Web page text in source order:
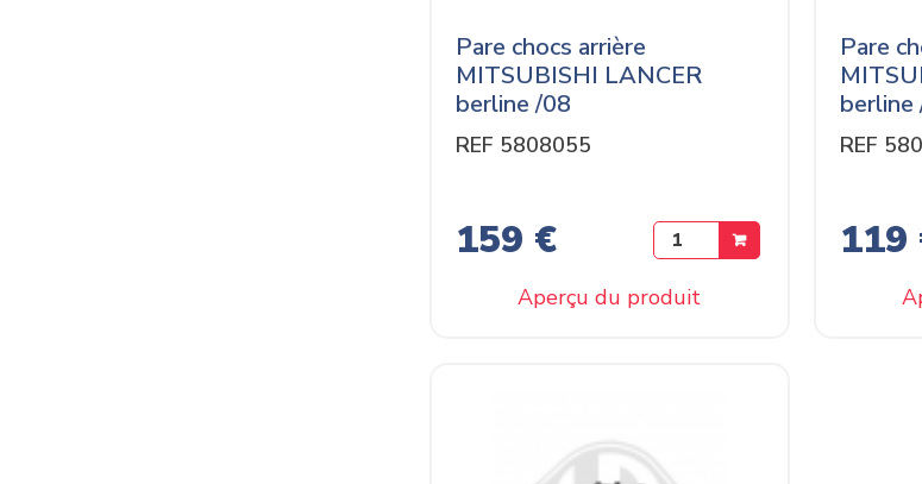
Pare chocs arrière
MITSUBISHI LANCER
berline /08
REF 5808055
159 €
Aperçu du produit
Pare
berline
REF
119